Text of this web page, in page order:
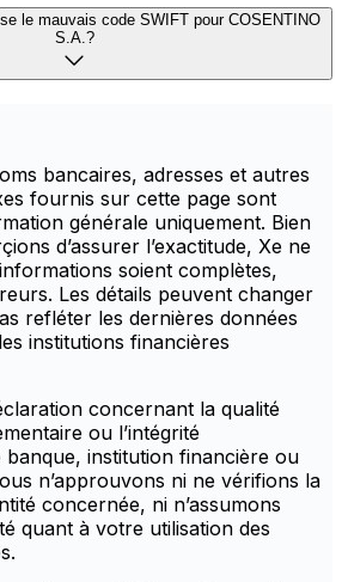
le mauvais code SWIFT pour COSENTINO
S.A.?
bancaires, adresses et autres
fournis sur cette page sont
générale uniquement. Bien
d’assurer l’exactitude, Xe ne
soient complètes,
Les détails peuvent changer
refléter les dernières données
institutions financières
concernant la qualité
ou l’intégrité
banque, institution financière ou
n’approuvons ni ne vérifions la
concernée, ni n’assumons
quant à votre utilisation des